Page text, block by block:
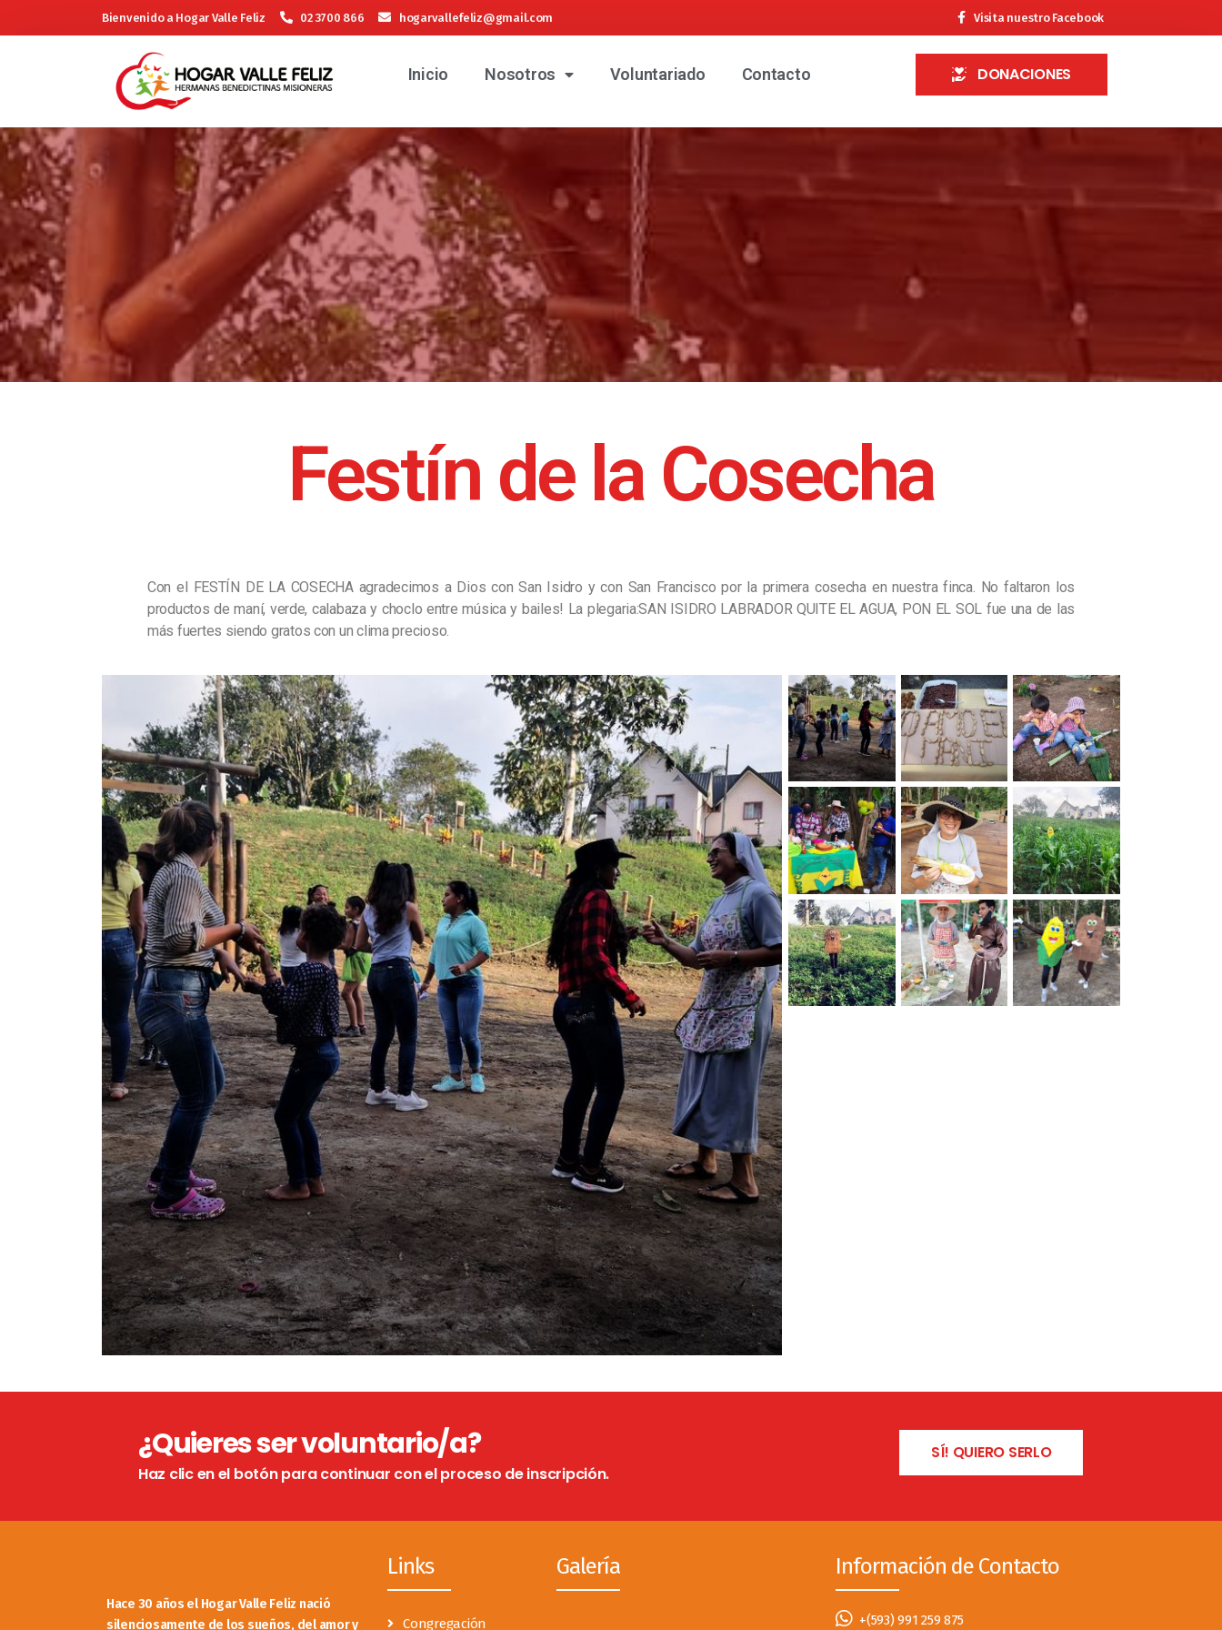
Bienvenido a Hogar Valle Feliz 02 3700 866 hogarvallefeliz@gmail.com Visita nuestro Facebook
Inicio Nosotros Voluntariado Contacto DONACIONES
Festín de la Cosecha
Con el FESTÍN DE LA COSECHA agradecimos a Dios con San Isidro y con San Francisco por la primera cosecha en nuestra finca. No faltaron los
productos de maní, verde, calabaza y choclo entre música y bailes! La plegaria:SAN ISIDRO LABRADOR QUITE EL AGUA, PON EL SOL fue una de las
más fuertes siendo gratos con un clima precioso.
¿Quieres ser voluntario/a?
Haz clic en el botón para continuar con el proceso de inscripción.
SÍ! QUIERO SERLO
Hace 30 años el Hogar Valle Feliz nació
silenciosamente de los sueños, del amor y
Links
Congregación
Galería Información de Contacto
+(593) 991 259 875